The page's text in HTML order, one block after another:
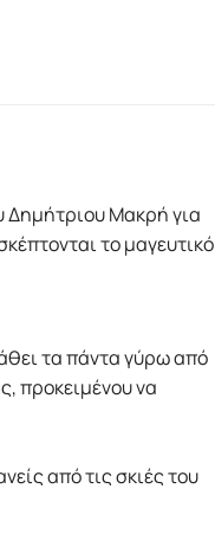
Δηµήτριου Μακρή για
το µαγευτικό
τα πάντα γύρω από
προκειµένου να
από τις σκιές του